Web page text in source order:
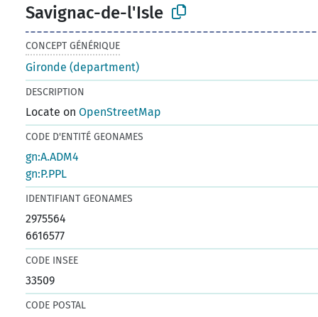
Savignac-de-l'Isle
CONCEPT GÉNÉRIQUE
Gironde (department)
DESCRIPTION
Locate onOpenStreetMap
CODE D'ENTITÉ GEONAMES
gn:A.ADM4
gn:P.PPL
IDENTIFIANT GEONAMES
2975564
6616577
CODE INSEE
33509
CODE POSTAL